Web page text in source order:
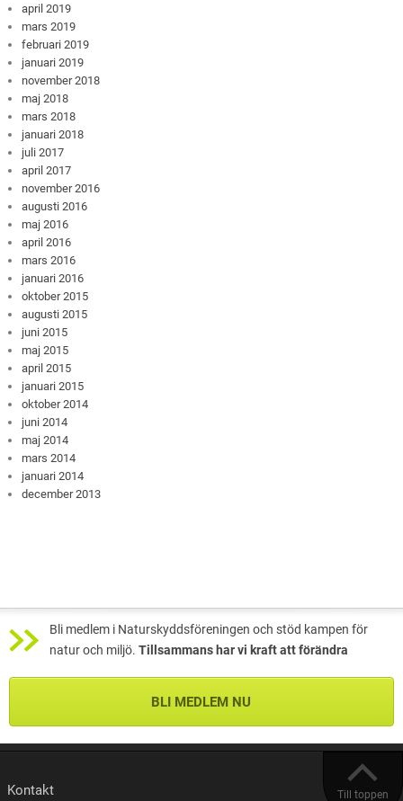
april 2019
mars 2019
februari 2019
januari 2019
november 2018
maj 2018
mars 2018
januari 2018
juli 2017
april 2017
november 2016
augusti 2016
maj 2016
april 2016
mars 2016
januari 2016
oktober 2015
augusti 2015
juni 2015
maj 2015
april 2015
januari 2015
oktober 2014
juni 2014
maj 2014
mars 2014
januari 2014
december 2013
Bli medlem i Naturskyddsföreningen och stöd kampen för
natur och miljö. Tillsammans har vi kraft att förändra
BLI MEDLEM NU
Till toppen
Kontakt